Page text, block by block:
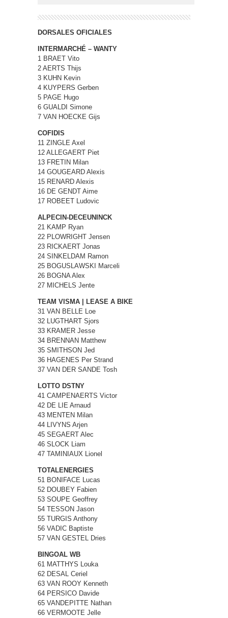
DORSALES OFICIALES
INTERMARCHÉ – WANTY
1 BRAET Vito
2 AERTS Thijs
3 KUHN Kevin
4 KUYPERS Gerben
5 PAGE Hugo
6 GUALDI Simone
7 VAN HOECKE Gijs
COFIDIS
11 ZINGLE Axel
12 ALLEGAERT Piet
13 FRETIN Milan
14 GOUGEARD Alexis
15 RENARD Alexis
16 DE GENDT Aime
17 ROBEET Ludovic
ALPECIN-DECEUNINCK
21 KAMP Ryan
22 PLOWRIGHT Jensen
23 RICKAERT Jonas
24 SINKELDAM Ramon
25 BOGUSLAWSKI Marceli
26 BOGNA Alex
27 MICHELS Jente
TEAM VISMA | LEASE A BIKE
31 VAN BELLE Loe
32 LUGTHART Sjors
33 KRAMER Jesse
34 BRENNAN Matthew
35 SMITHSON Jed
36 HAGENES Per Strand
37 VAN DER SANDE Tosh
LOTTO DSTNY
41 CAMPENAERTS Victor
42 DE LIE Arnaud
43 MENTEN Milan
44 LIVYNS Arjen
45 SEGAERT Alec
46 SLOCK Liam
47 TAMINIAUX Lionel
TOTALENERGIES
51 BONIFACE Lucas
52 DOUBEY Fabien
53 SOUPE Geoffrey
54 TESSON Jason
55 TURGIS Anthony
56 VADIC Baptiste
57 VAN GESTEL Dries
BINGOAL WB
61 MATTHYS Louka
62 DESAL Ceriel
63 VAN ROOY Kenneth
64 PERSICO Davide
65 VANDEPITTE Nathan
66 VERMOOTE Jelle